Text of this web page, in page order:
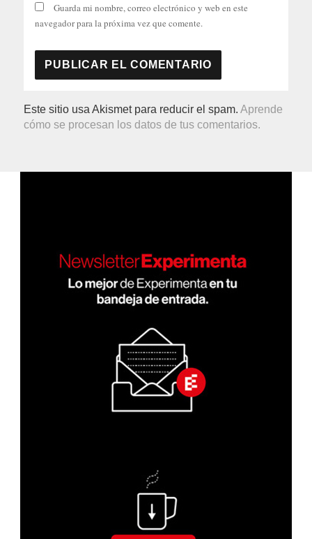
Guarda mi nombre, correo electrónico y web en este
navegador para la próxima vez que comente.
Este sitio usa Akismet para reducir el spam.Aprende
cómo se procesan los datos de tus comentarios.